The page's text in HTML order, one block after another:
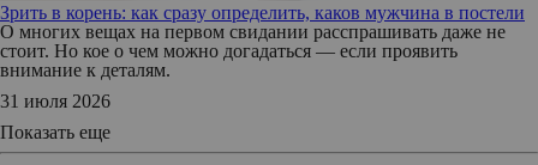
Зрить в корень: как сразу определить, каков мужчина в постели
О многих вещах на первом свидании расспрашивать даже не
стоит. Но кое о чем можно догадаться — если проявить
внимание к деталям.
31 июля 2026
Показать еще